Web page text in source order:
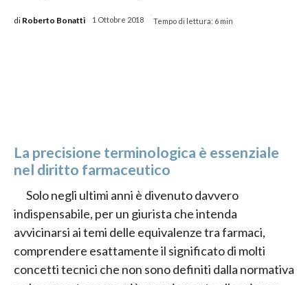
di Roberto Bonatti 1 Ottobre 2018
-
Tempo di lettura: 6 min
La precisione terminologica è essenziale
nel diritto farmaceutico
Solo negli ultimi anni è divenuto davvero
indispensabile, per un giurista che intenda
avvicinarsi ai temi delle equivalenze tra farmaci,
comprendere esattamente il significato di molti
concetti tecnici che non sono definiti dalla normativa